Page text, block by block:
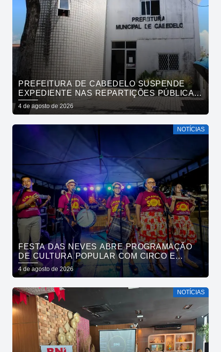
PREFEITURA DE CABEDELO SUSPENDE
EXPEDIENTE NAS REPARTIÇÕES PÚBLICAS
MUNICIPAIS NESTA QUARTA-FEIRA (5)
4 de agosto de 2026
NOTÍCIAS
FESTA DAS NEVES ABRE PROGRAMAÇÃO
DE CULTURA POPULAR COM CIRCO E
CIRANDA NO PARQUE SOLON DE LUCENA
4 de agosto de 2026
NOTÍCIAS